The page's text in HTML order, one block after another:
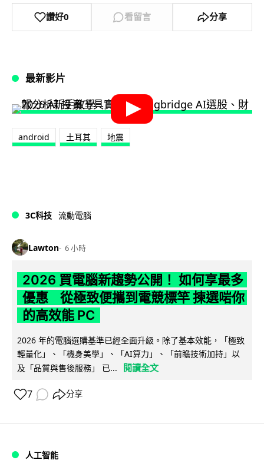
讚好0 看留言 分享
最新影片
android 土耳其 地震
3C科技 流動電腦
Lawton 6 小時
2026 買電腦新趨勢公開！ 如何享最多
優惠 從極致便攜到電競標竿 揀選啱你
的高效能 PC
2026 年的電腦選購基準已經全面升級。除了基本效能，「極致
輕量化」、「機身美學」、「AI算力」、「前瞻技術加持」以
及「品質與售後服務」 已...
閱讀全文
7 分享
人工智能